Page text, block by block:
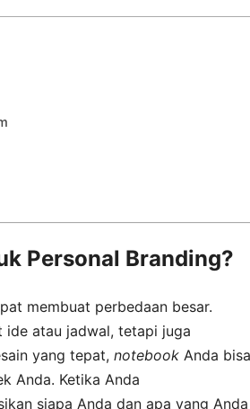
Personal Branding?
membuat perbedaan besar.
ide atau jadwal, tetapi juga
yang tepat, notebook Anda bisa
Anda. Ketika Anda
siapa Anda dan apa yang Anda